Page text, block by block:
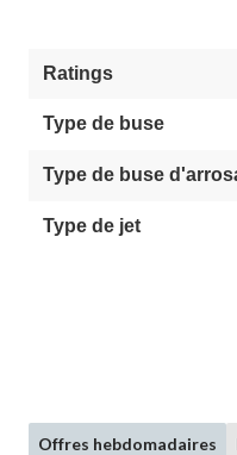
Ratings
Type de buse
Type de buse
Type de jet
Offres hebdomadaires